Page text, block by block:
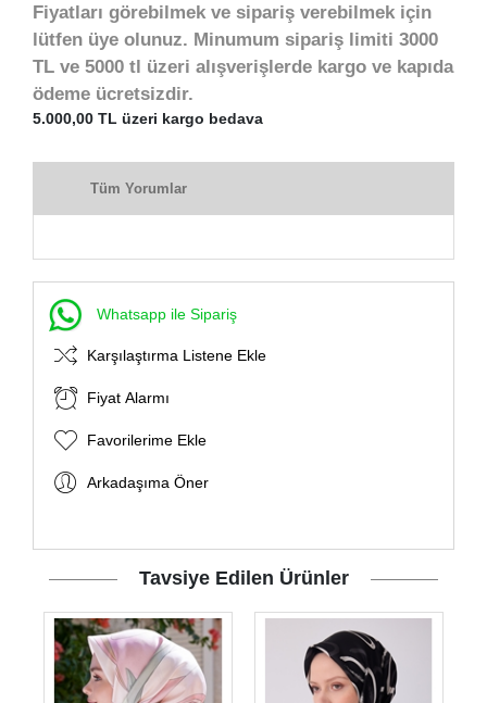
Fiyatları görebilmek ve sipariş verebilmek için
lütfen üye olunuz. Minumum sipariş limiti 3000
TL ve 5000 tl üzeri alışverişlerde kargo ve kapıda
ödeme ücretsizdir.
5.000,00 TL üzeri kargo bedava
Tüm Yorumlar
Whatsapp ile Sipariş
Karşılaştırma Listene Ekle
Fiyat Alarmı
Favorilerime Ekle
Arkadaşıma Öner
Tavsiye Edilen Ürünler